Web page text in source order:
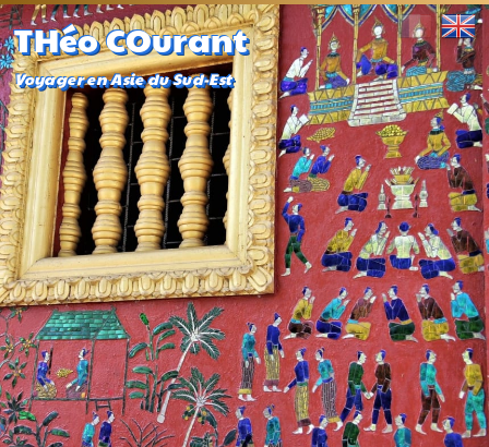
THéo COurant
Voyager en Asie du Sud-Est